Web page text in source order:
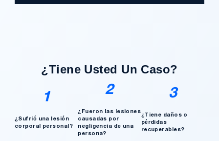
¿Tengo Un Caso?
¿Tiene Usted Un Caso?
1
¿Sufrió una lesión
corporal personal?
2
¿Fueron las lesiones
causadas por
negligencia de una
persona?
3
¿Tiene daños o
pérdidas
recuperables?